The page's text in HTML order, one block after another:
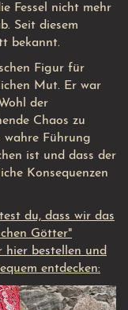
Fessel nicht mehr
Seit diesem
bekannt.
Figur für
Mut. Er war
der
Chaos zu
wahre Führung
ist und dass der
Konsequenzen
du, dass wir das
Götter"
bestellen und
entdecken: